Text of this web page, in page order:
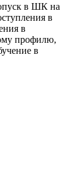
в ШК на
в
в
профилю,
в